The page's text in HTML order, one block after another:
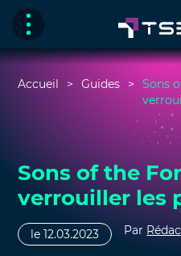
Accueil Guides
Sons
Sons of the
verrouiller les
le 12.03.2023 Par